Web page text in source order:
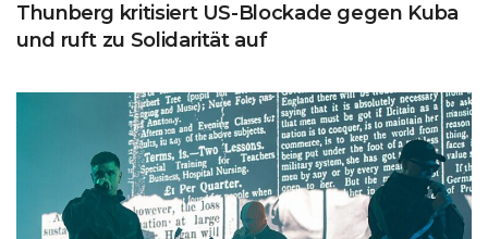
Thunberg kritisiert US-Blockade gegen Kuba
und ruft zu Solidarität auf